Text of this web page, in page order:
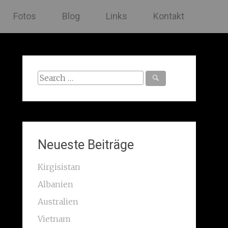
Fotos Blog Links Kontakt
Search
Neueste Beiträge
Kirgisistan
Albanien
Australien
Vietnam